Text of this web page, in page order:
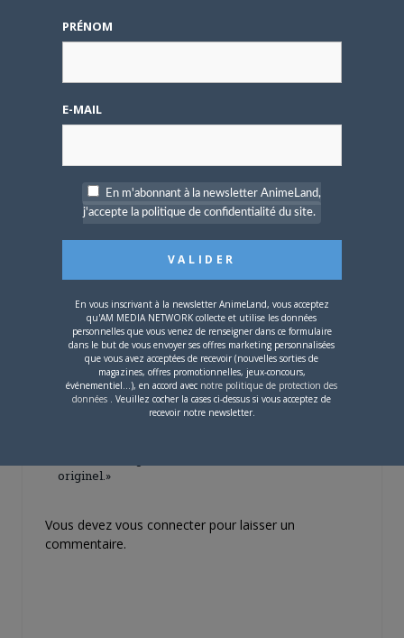
– Spécial Posters est
disponible !
Une nouvelle série TV
Digimon en préparation
4 JUILLET 2026 0
[Entretien] Mokochan : «
Lors des prémices du
originel.»
Vous devez vous connecter pour laisser un
commentaire.
PRÉNOM
E-MAIL
En m'abonnant à la newsletter AnimeLand,
j'accepte la politique de confidentialité du site.
En vous inscrivant à la newsletter AnimeLand, vous acceptez
qu'AM MEDIA NETWORK collecte et utilise les données
personnelles que vous venez de renseigner dans ce formulaire
dans le but de vous envoyer ses offres marketing personnalisées
que vous avez acceptées de recevoir (nouvelles sorties de
magazines, offres promotionnelles, jeux-concours,
événementiel...), en accord avec notre politique de protection des
données . Veuillez cocher la cases ci-dessus si vous acceptez de
recevoir notre newsletter.